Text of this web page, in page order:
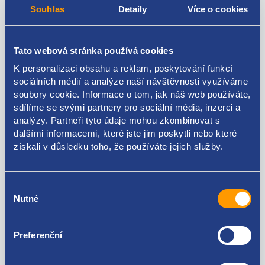
Souhlas Detaily Více o cookies
Tato webová stránka používá cookies
K personalizaci obsahu a reklam, poskytování funkcí
sociálních médií a analýze naší návštěvnosti využíváme
soubory cookie. Informace o tom, jak náš web používáte,
sdílíme se svými partnery pro sociální média, inzerci a
analýzy. Partneři tyto údaje mohou zkombinovat s
dalšími informacemi, které jste jim poskytli nebo které
získali v důsledku toho, že používáte jejich služby.
souhlasu
Nutné
Preferenční
napětí [V] 12
počet pólů 7
originální číslo
9640469680